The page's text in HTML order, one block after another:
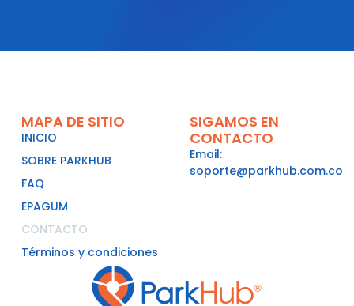
MAPA DE SITIO
INICIO
SOBRE PARKHUB
FAQ
EPAGUM
CONTACTO
Términos y condiciones
SIGAMOS EN
CONTACTO
Email:
soporte@parkhub.com.co